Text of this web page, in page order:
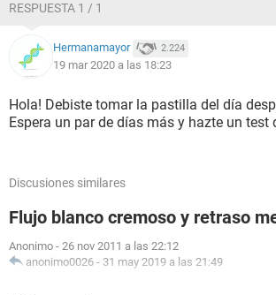
RESPUESTA 1 / 1
Hermanamayor 2.224
19 mar 2020 a las 18:23
Hola! Debiste tomar la pastilla del día
Espera un par de días más y hazte un test
Discusiones similares
Flujo blanco cremoso y retraso
Anonimo - 26 nov 2011 a las 22:12
anonimo0026 - 31 may 2019 a las 21:49